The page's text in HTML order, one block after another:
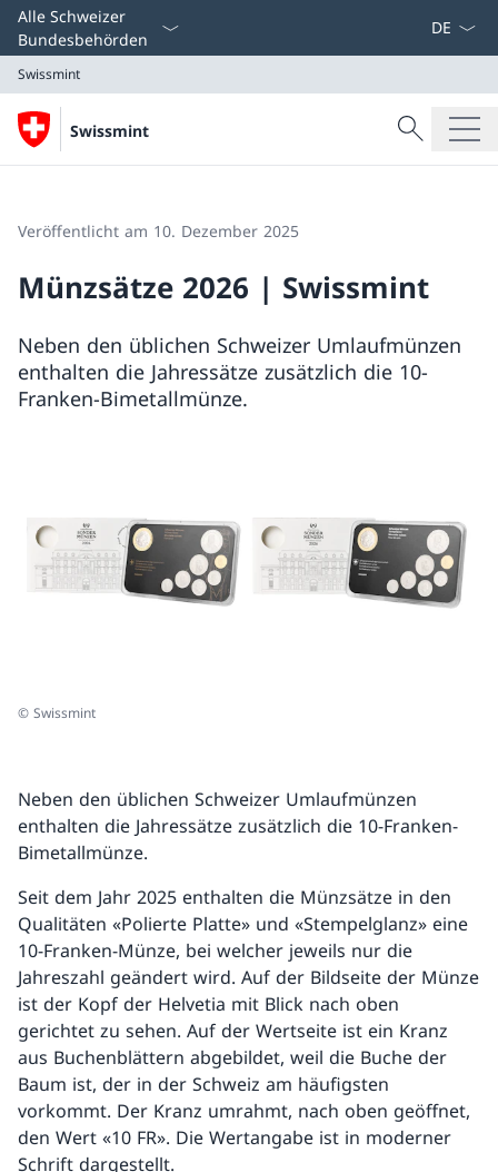
Alle Schweizer
Bundesbehörden
Swissmint
Swissmint
Suche
Suche
Veröffentlicht am 10. Dezember 2025
Münzsätze 2026 | Swissmint
Neben den üblichen Schweizer Umlaufmünzen
enthalten die Jahressätze zusätzlich die 10-
Franken-Bimetallmünze.
© Swissmint
Neben den üblichen Schweizer Umlaufmünzen
enthalten die Jahressätze zusätzlich die 10-Franken-
Bimetallmünze.
Seit dem Jahr 2025 enthalten die Münzsätze in den
Qualitäten «Polierte Platte» und «Stempelglanz» eine
10-Franken-Münze, bei welcher jeweils nur die
Jahreszahl geändert wird. Auf der Bildseite der Münze
ist der Kopf der Helvetia mit Blick nach oben
gerichtet zu sehen. Auf der Wertseite ist ein Kranz
aus Buchenblättern abgebildet, weil die Buche der
Baum ist, der in der Schweiz am häufigsten
vorkommt. Der Kranz umrahmt, nach oben geöffnet,
den Wert «10 FR». Die Wertangabe ist in moderner
Schrift dargestellt.